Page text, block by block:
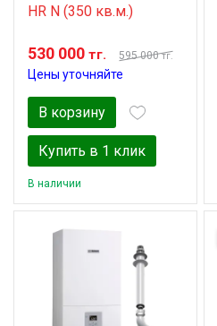
HR N (350 кв.м.)
530 000 тг. 595 000тг.
Цены уточняйте
В корзину
Купить в 1 клик
В наличии